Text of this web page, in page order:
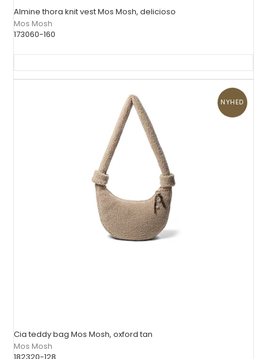
Almine thora knit vest Mos Mosh, delicioso
Mos Mosh
173060-160
NYHED
Cia teddy bag Mos Mosh, oxford tan
Mos Mosh